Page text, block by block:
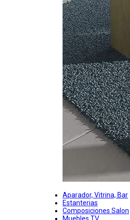
Aparador, Vitrina, Bar
Estanterias
Composiciones Salon